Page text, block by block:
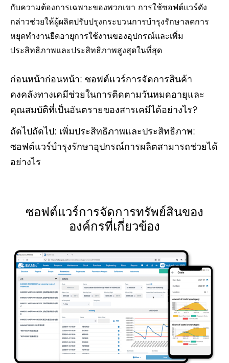
กับความต้องการเฉพาะของพวกเขา การใช้ซอฟต์แวร์ดัง
กล่าวช่วยให้ผู้ผลิตปรับปรุงกระบวนการบำรุงรักษาลดการ
หยุดทำงานยืดอายุการใช้งานของอุปกรณ์และเพิ่ม
ประสิทธิภาพและประสิทธิภาพสูงสุดในที่สุด
ก่อนหน้าก่อนหน้า: ซอฟต์แวร์การจัดการสินค้า
คงคลังทางเคมีช่วยในการติดตามวันหมดอายุและ
คุณสมบัติที่เป็นอันตรายของสารเคมีได้อย่างไร?
ถัดไปถัดไป: เพิ่มประสิทธิภาพและประสิทธิภาพ:
ซอฟต์แวร์บำรุงรักษาอุปกรณ์การผลิตสามารถช่วยได้
อย่างไร
ซอฟต์แวร์การจัดการทรัพย์สินของ
องค์กรที่เกี่ยวข้อง